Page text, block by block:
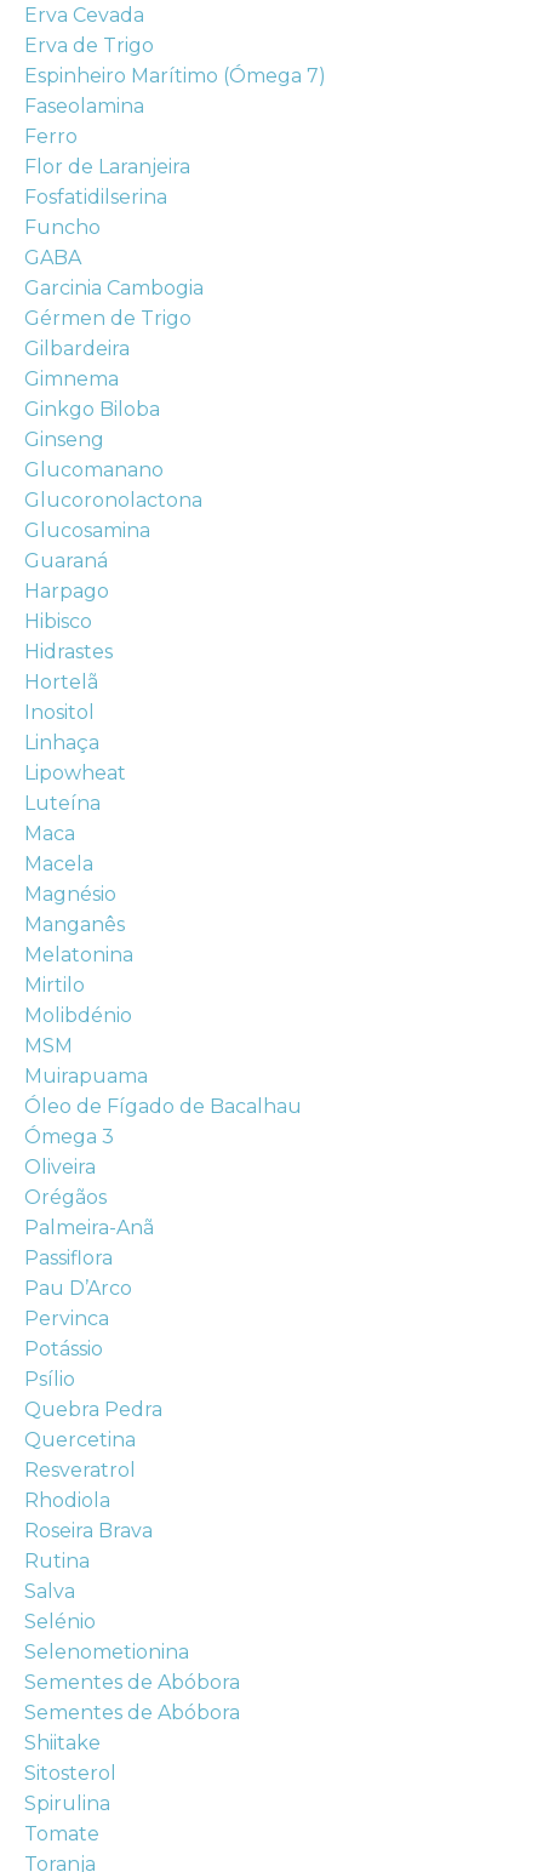
Erva Cevada
Erva de Trigo
Espinheiro Marítimo (Ómega 7)
Faseolamina
Ferro
Flor de Laranjeira
Fosfatidilserina
Funcho
GABA
Garcinia Cambogia
Gérmen de Trigo
Gilbardeira
Gimnema
Ginkgo Biloba
Ginseng
Glucomanano
Glucoronolactona
Glucosamina
Guaraná
Harpago
Hibisco
Hidrastes
Hortelã
Inositol
Linhaça
Lipowheat
Luteína
Maca
Macela
Magnésio
Manganês
Melatonina
Mirtilo
Molibdénio
MSM
Muirapuama
Óleo de Fígado de Bacalhau
Ómega 3
Oliveira
Orégãos
Palmeira-Anã
Passiflora
Pau D’Arco
Pervinca
Potássio
Psílio
Quebra Pedra
Quercetina
Resveratrol
Rhodiola
Roseira Brava
Rutina
Salva
Selénio
Selenometionina
Sementes de Abóbora
Sementes de Abóbora
Shiitake
Sitosterol
Spirulina
Tomate
Toranja